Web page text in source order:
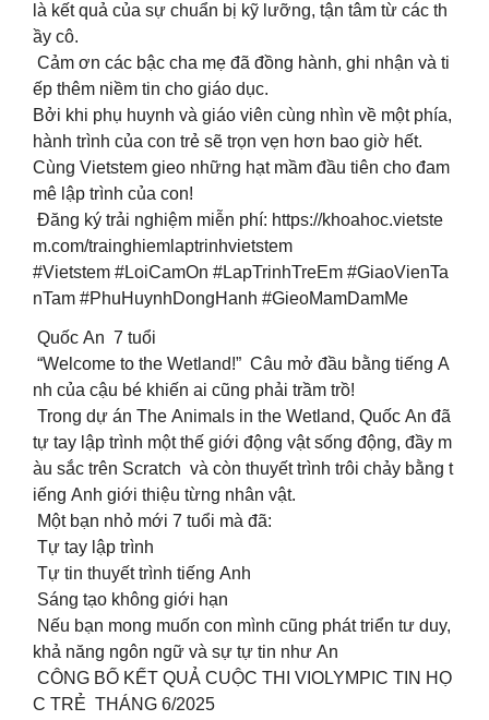
là kết quả của sự chuẩn bị kỹ lưỡng, tận tâm từ các th
ầy cô.
Cảm ơn các bậc cha mẹ đã đồng hành, ghi nhận và ti
ếp thêm niềm tin cho giáo dục.
Bởi khi phụ huynh và giáo viên cùng nhìn về một phía,
hành trình của con trẻ sẽ trọn vẹn hơn bao giờ hết.
Cùng Vietstem gieo những hạt mầm đầu tiên cho đam
mê lập trình của con!
Đăng ký trải nghiệm miễn phí: https://khoahoc.vietste
m.com/trainghiemlaptrinhvietstem
#Vietstem #LoiCamOn #LapTrinhTreEm #GiaoVienTa
nTam #PhuHuynhDongHanh #GieoMamDamMe
Quốc An 7 tuổi
“Welcome to the Wetland!” Câu mở đầu bằng tiếng A
nh của cậu bé khiến ai cũng phải trầm trồ!
Trong dự án The Animals in the Wetland, Quốc An đã
tự tay lập trình một thế giới động vật sống động, đầy m
àu sắc trên Scratch và còn thuyết trình trôi chảy bằng t
iếng Anh giới thiệu từng nhân vật.
Một bạn nhỏ mới 7 tuổi mà đã:
Tự tay lập trình
Tự tin thuyết trình tiếng Anh
Sáng tạo không giới hạn
‍‍‍ Nếu bạn mong muốn con mình cũng phát triển tư duy,
khả năng ngôn ngữ và sự tự tin như An
CÔNG BỐ KẾT QUẢ CUỘC THI VIOLYMPIC TIN HỌ
C TRẺ THÁNG 6/2025